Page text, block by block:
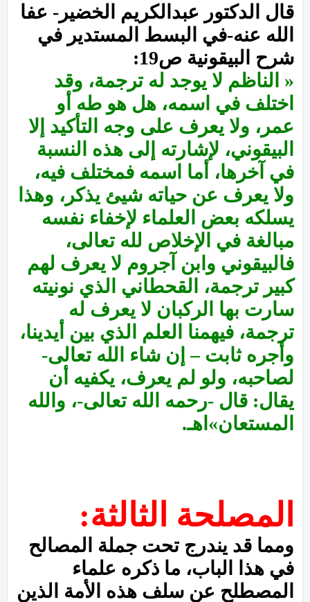
قال الدكتور عبدالكريم الخضير- عفا
الله عنه-في البسط المستدير في
شرح البيقونية ص19:
« الناظم لا يوجد له ترجمة، وقد
اختلف في اسمه، هل هو طه أو
عمر، ولا يعرف على وجه التأكيد إلا
البيقوني، لإشارته إلى هذه النسبة
في آخرها، أما اسمه فمختلف فيه،
ولا يعرف عن حياته شيئ يذكر، وهذا
يسلكه بعض العلماء لإخفاء نفسه
مبالغة في الإخلاص لله تعالى،
فالبيقوني وابن آجروم لا يعرف لهم
كبير ترجمة، القحطاني الذي نونيته
سارت بها الركبان لا يعرف له
ترجمة، فيهمنا العلم الذي بين أيدينا،
وأجره ثابت – إن شاء الله تعالى-
لصاحبه، ولو لم يعرف، يكفيه أن
يقال: قال -رحمه الله تعالى-، والله
المستعان»اهـ.
المصلحة الثالثة:
ومما قد يندرج تحت جملة المصالح
في هذا الباب، ما ذكره علماء
المصطلح عن سلف هذه الأمة الذين